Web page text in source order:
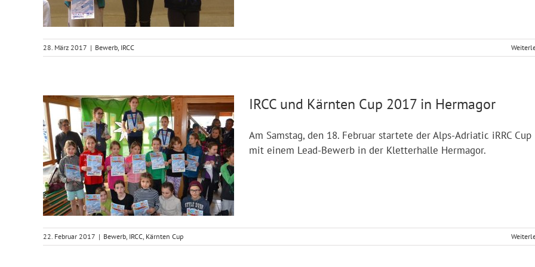
28. März 2017 | Bewerb, IRCC
IRCC und Kärnten Cup 2017 in Hermagor
Am Samstag, den 18. Februar startete der Alps-Adriatic iRRC Cup
mit einem Lead-Bewerb in der Kletterhalle Hermagor.
22. Februar 2017 | Bewerb, IRCC, Kärnten Cup